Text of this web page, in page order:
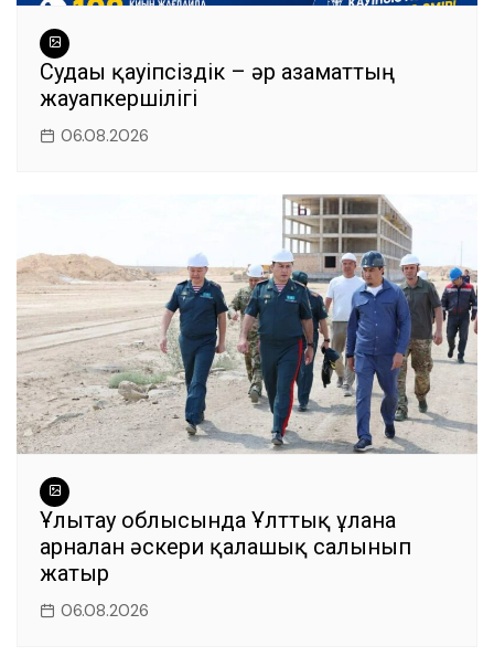
Судағы қауіпсіздік – әр азаматтың
жауапкершілігі
06.08.2026
Ұлытау облысында Ұлттық ұланға
арналған әскери қалашық салынып
жатыр
06.08.2026